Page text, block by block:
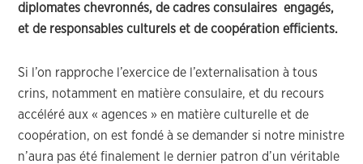
diplomates chevronnés, de cadres consulaires engagés,
et de responsables culturels et de coopération efficients.
Si l’on rapproche l’exercice de l’externalisation à tous
crins, notamment en matière consulaire, et du recours
accéléré aux « agences » en matière culturelle et de
coopération, on est fondé à se demander si notre ministre
n’aura pas été finalement le dernier patron d’un véritable